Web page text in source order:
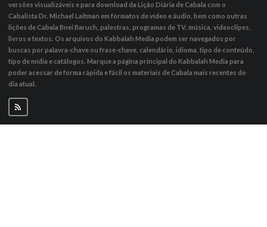
versões visualizáveis ​​e para download da Lição Diária de Cabala com o
Cabalista Dr. Michael Laitman em formatos de vídeo e áudio, bem como outras
lições de Cabala Bnei Baruch, palestras, programas de TV, música, videoclipes,
livros e textos. Os arquivos do Kabbalah Media podem ser navegados por
buscas por palavra-chave ou frase-chave, calendário, idioma, tipo de conteúdo,
tipo de mídia e catálogos. Marque a página principal do Kabbalah Media para
poder acessar de forma rápida e fácil os materiais de Cabala mais recentes do
dia atual.